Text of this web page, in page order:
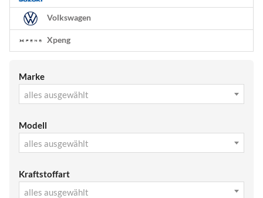
Volkswagen
Xpeng
Marke
alles ausgewählt
Modell
alles ausgewählt
Kraftstoffart
alles ausgewählt